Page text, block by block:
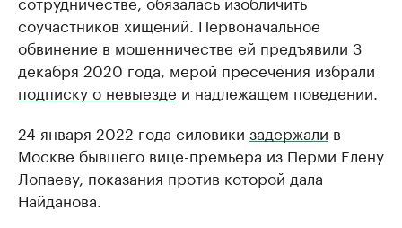
соучастников хищений. Первоначальное
обвинение в мошенничестве ей предъявили 3
декабря 2020 года, мерой пресечения избрали
подписку о невыезде и надлежащем поведении.
24 января 2022 года силовики задержали в
Москве бывшего вице-премьера из Перми Елену
Лопаеву, показания против которой дала
Найданова.